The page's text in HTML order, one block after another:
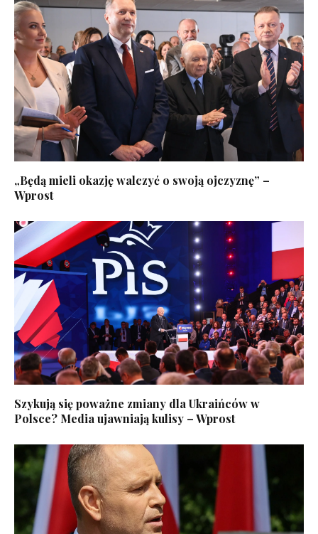
„Będą mieli okazję walczyć o swoją ojczyznę” –
Wprost
Szykują się poważne zmiany dla Ukraińców w
Polsce? Media ujawniają kulisy – Wprost